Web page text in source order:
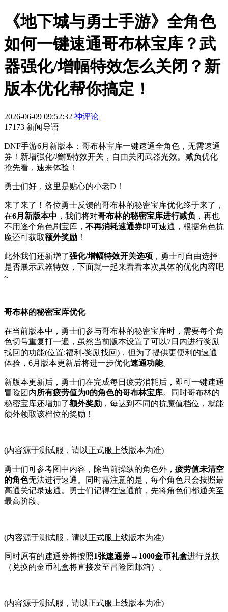
《地下城与勇士手游》全角色
如何一键速通哥布林宝库？武
器强化/增幅特效怎么关闭？新
版本优化帮你搞定！
2026-06-09 09:52:32 神评论
17173 新闻导语
DNF手游6月新版本：哥布林宝库一键速通全角色，无需速通
券！新增强化/增幅特效开关，自由关闭武器光效。减负优化
抢先看，速来体验！
勇士们好，这里是贴心的小老D！
来了来了！各位勇士反馈的哥布林的秘密宝库优化终于来了，
在6月新版本中 ，我们将对哥布林的秘密宝库进行减负 ，再也
不用逐个角色刷宝库， 不再消耗速通券即可速通，根据角色抗
魔还可获取额外奖励 ！
此外我们还新增了强化/增幅特效开关选项 ，勇士可自由选择
是否展示武器特效，下面就一起来看看本次具体的优化内容吧
~
哥布林的秘密宝库优化
在当前版本中，勇士们参与哥布林的秘密宝库时，需要每个角
色切号重复打一遍，虽然当前版本设置了可以7日内进行奖励
找回的功能(位置:福利-奖励找回)，但为了提供更便利的速通
体验，6月版本更新后将进一步优化速通功能。
新版本更新后，勇士们在完成每日疲劳消耗后，即可一键速通
冒险团内所有疲劳值为0的角色的哥布林宝库。同时哥布林的
秘密宝库还增加了额外奖励 ，每达到不同的抗魔值档位，就能
额外领取该档位的奖励！
(内容源于测试服，请以正式服上线版本为准)
勇士们可参考图中内容，除当前操纵的角色外， 疲劳值未清空
的角色无法进行速通。同时需注意的是，每个角色只会按照最
高通关记录速通。勇士们记得在速通前，先将角色们都通关至
最高阶段。
(内容源于测试服，请以正式服上线版本为准)
同时原有的速通券将按照1张速通券→1000金币礼盒进行兑换
（兑换的金币礼盒将直接发至冒险团邮箱）。
(内容源于测试服，请以正式服上线版本为准)